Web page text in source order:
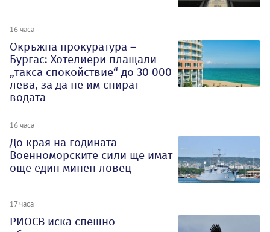
16 часа
Окръжна прокуратура –
Бургас: Хотелиери плащали
„такса спокойствие“ до 30 000
лева, за да не им спират
водата
16 часа
До края на годината
Военноморските сили ще имат
още един минен ловец
17 часа
РИОСВ иска спешно